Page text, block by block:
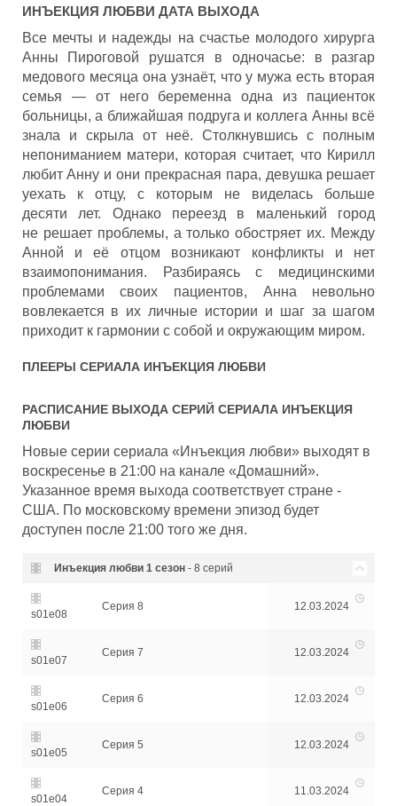
ИНЪЕКЦИЯ ЛЮБВИ ДАТА ВЫХОДА
Все мечты и надежды на счастье молодого хирурга
Анны Пироговой рушатся в одночасье: в разгар
медового месяца она узнаёт, что у мужа есть вторая
семья — от него беременна одна из пациенток
больницы, а ближайшая подруга и коллега Анны всё
знала и скрыла от неё. Столкнувшись с полным
непониманием матери, которая считает, что Кирилл
любит Анну и они прекрасная пара, девушка решает
уехать к отцу, с которым не виделась больше
десяти лет. Однако переезд в маленький город
не решает проблемы, а только обостряет их. Между
Анной и её отцом возникают конфликты и нет
взаимопонимания. Разбираясь с медицинскими
проблемами своих пациентов, Анна невольно
вовлекается в их личные истории и шаг за шагом
приходит к гармонии с собой и окружающим миром.
ПЛЕЕРЫ СЕРИАЛА ИНЪЕКЦИЯ ЛЮБВИ
РАСПИСАНИЕ ВЫХОДА СЕРИЙ СЕРИАЛА ИНЪЕКЦИЯ
ЛЮБВИ
Новые серии сериала «Инъекция любви» выходят в
воскресенье в 21:00 на канале «Домашний».
Указанное время выхода соответствует стране -
США. По московскому времени эпизод будет
доступен после 21:00 того же дня.
Инъекция любви 1 сезон - 8 серий
s01e08
Серия 8 12.03.2024
s01e07
Серия 7 12.03.2024
s01e06
Серия 6 12.03.2024
s01e05
Серия 5 12.03.2024
s01e04
Серия 4 11.03.2024